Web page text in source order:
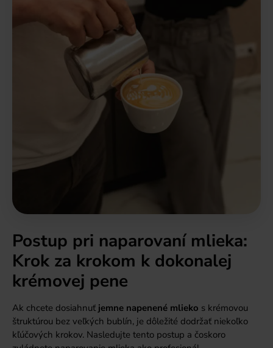
Postup pri naparovaní mlieka:
Krok za krokom k dokonalej
krémovej pene
Ak chcete dosiahnuť jemne napenené mlieko s krémovou
štruktúrou bez veľkých bublín, je dôležité dodržať niekoľko
kľúčových krokov. Nasledujte tento postup a čoskoro